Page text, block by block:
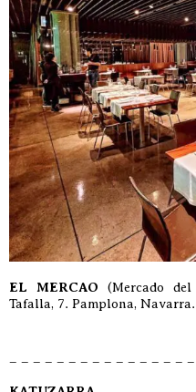
EL MERCAO (Mercado
Tafalla, 7. Pamplona,
– – – – – – – – – – – – – – –